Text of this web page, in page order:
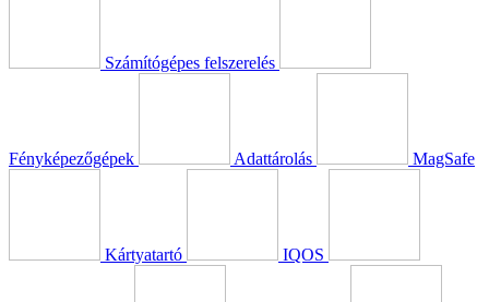
Számítógépes felszerelés
Fényképezőgépek Adattárolás MagSafe
Kártyatartó IQOS